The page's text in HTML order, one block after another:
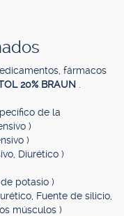
fármacos
20% BRAUN
de la
)
)
Diurético )
potasio )
Fuente de silicio,
músculos )